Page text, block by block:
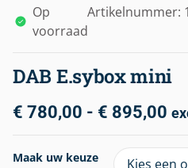
Op
voorraad
Artikelnummer:
DAB E.sybox mini
€ 780,00 - € 895,00
Maak uw keuze